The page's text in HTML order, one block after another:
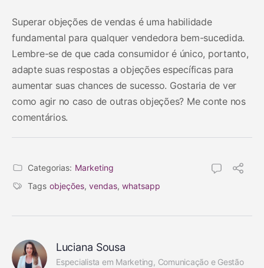
Superar objeções de vendas é uma habilidade
fundamental para qualquer vendedora bem-sucedida.
Lembre-se de que cada consumidor é único, portanto,
adapte suas respostas a objeções específicas para
aumentar suas chances de sucesso. Gostaria de ver
como agir no caso de outras objeções? Me conte nos
comentários.
Categorias: Marketing
Tags objeções, vendas, whatsapp
Luciana Sousa
Especialista em Marketing, Comunicação e Gestão